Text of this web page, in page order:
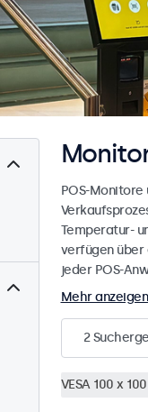
POS-
Temperatur-
verfügen über
jeder POS-
Mehr anzeigen
2
VESA 100 x 100